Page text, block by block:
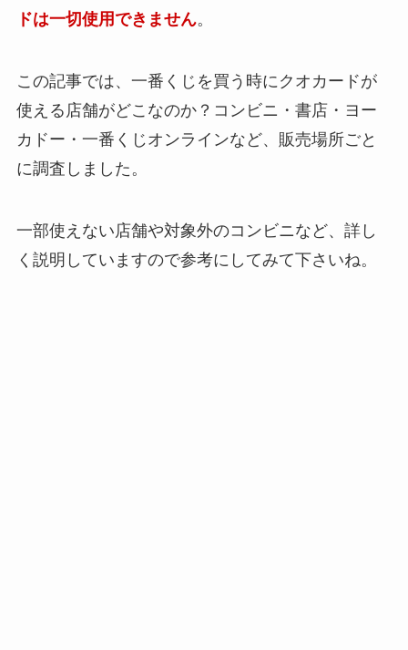
ドは一切使用できません。
この記事では、一番くじを買う時にクオカードが
使える店舗がどこなのか？コンビニ・書店・ヨー
カドー・一番くじオンラインなど、販売場所ごと
に調査しました。
一部使えない店舗や対象外のコンビニなど、詳し
く説明していますので参考にしてみて下さいね。